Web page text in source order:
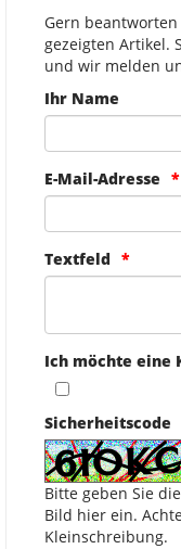
Gern
gezeigten Artikel.
und wir melden
Ihr Name
E-Mail-Adresse
Textfeld
Ich möchte eine
Sicherheitscode
Bitte geben Sie
Bild hier ein.
Kleinschreibung.